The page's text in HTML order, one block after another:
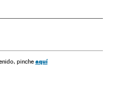
pública
pinche aquí